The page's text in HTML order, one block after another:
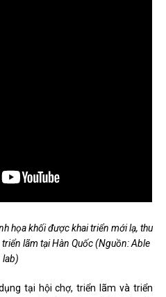
họa khối được khai triển mới lạ, thu
lãm tại Hàn Quốc (Nguồn: Able
lab)
tại hội chợ, triển lãm và triển